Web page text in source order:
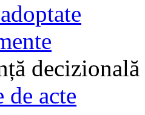
decizională
de acte